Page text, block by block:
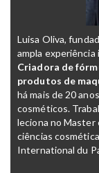
Luisa Oliva,
ampla
Criadora de
produtos de
há mais de 20
cosméticos.
leciona no Master
ciências
International du